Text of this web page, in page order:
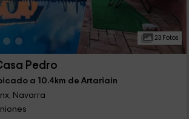
23 Fotos
Pedro
a 10.4km de Artariain
Navarra